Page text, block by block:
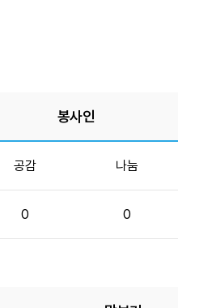
봉사인
공감 나눔
0 0